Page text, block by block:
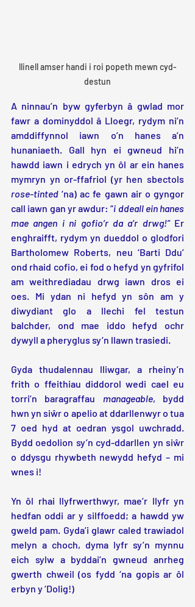
llinell amser handi i roi popeth mewn cyd-
destun
A ninnau’n byw gyferbyn â gwlad mor
fawr a dominyddol â Lloegr, rydym ni’n
amddiffynnol iawn o’n hanes a’n
hunaniaeth. Gall hyn ei gwneud hi’n
hawdd iawn i edrych yn ôl ar ein hanes
rose-tinted ‘na) ac fe gawn air o gyngor
call iawn gan yr awdur: “i ddeall ein hanes
mae angen i ni gofio’r da a’r drwg!” Er
enghraifft, rydym yn dueddol o glodfori
Bartholomew Roberts, neu ‘Barti Ddu’
ond rhaid cofio, ei fod o hefyd yn gyfrifol
am weithrediadau drwg iawn dros ei
oes. Mi ydan ni hefyd yn sôn am y
diwydiant glo a llechi fel testun
balchder, ond mae iddo hefyd ochr
dywyll a pheryglus sy’n llawn trasiedi.
Gyda thudalennau lliwgar, a rheiny’n
frith o ffeithiau diddorol wedi cael eu
torri’n baragraffau manageable, bydd
hwn yn siŵr o apelio at ddarllenwyr o tua
7 oed hyd at oedran ysgol uwchradd.
Bydd oedolion sy’n cyd-ddarllen yn siŵr
o ddysgu rhywbeth newydd hefyd – mi
wnes i!
Yn ôl rhai llyfrwerthwyr, mae’r llyfr yn
hedfan oddi ar y silffoedd; a hawdd yw
gweld pam. Gyda’i glawr caled trawiadol
melyn a choch, dyma lyfr sy’n mynnu
eich sylw a byddai’n gwneud anrheg
gwerth chweil (os fydd ‘na gopis ar ôl
erbyn y ‘Dolig!)